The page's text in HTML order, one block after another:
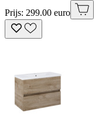
Prijs: 299.00 euro